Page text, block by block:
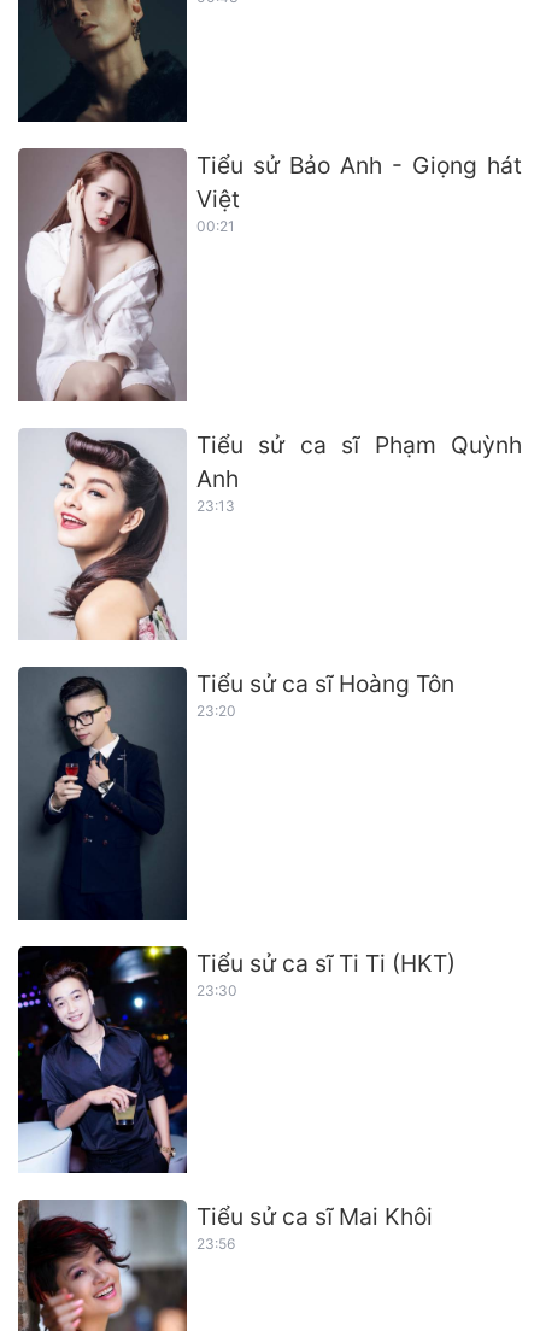
Tiểu sử Bảo Anh - Giọng hát
Việt
00:21
Tiểu sử ca sĩ Phạm Quỳnh
Anh
23:13
Tiểu sử ca sĩ Hoàng Tôn
23:20
Tiểu sử ca sĩ Ti Ti (HKT)
23:30
Tiểu sử ca sĩ Mai Khôi
23:56